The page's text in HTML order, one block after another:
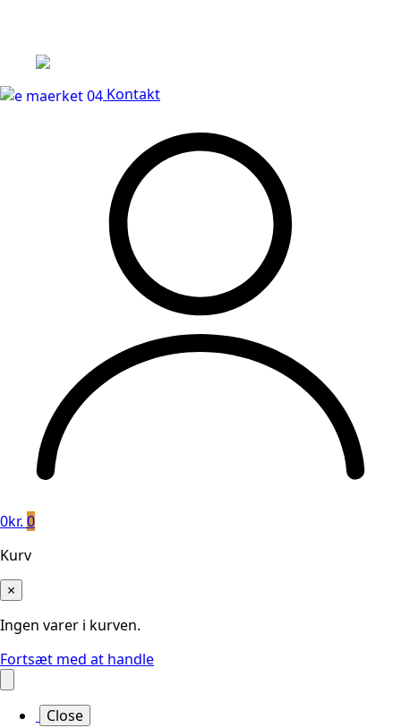
Kontakt
0kr. 0
Kurv
×
Ingen varer i kurven.
Fortsæt med at handle
Close